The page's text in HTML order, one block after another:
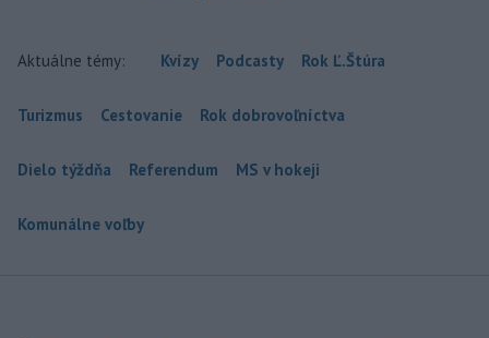
Aktuálne témy: Kvízy Podcasty Rok Ľ.Štúra
Turizmus Cestovanie Rok dobrovoľníctva
Dielo týždňa Referendum MS v hokeji
Komunálne voľby